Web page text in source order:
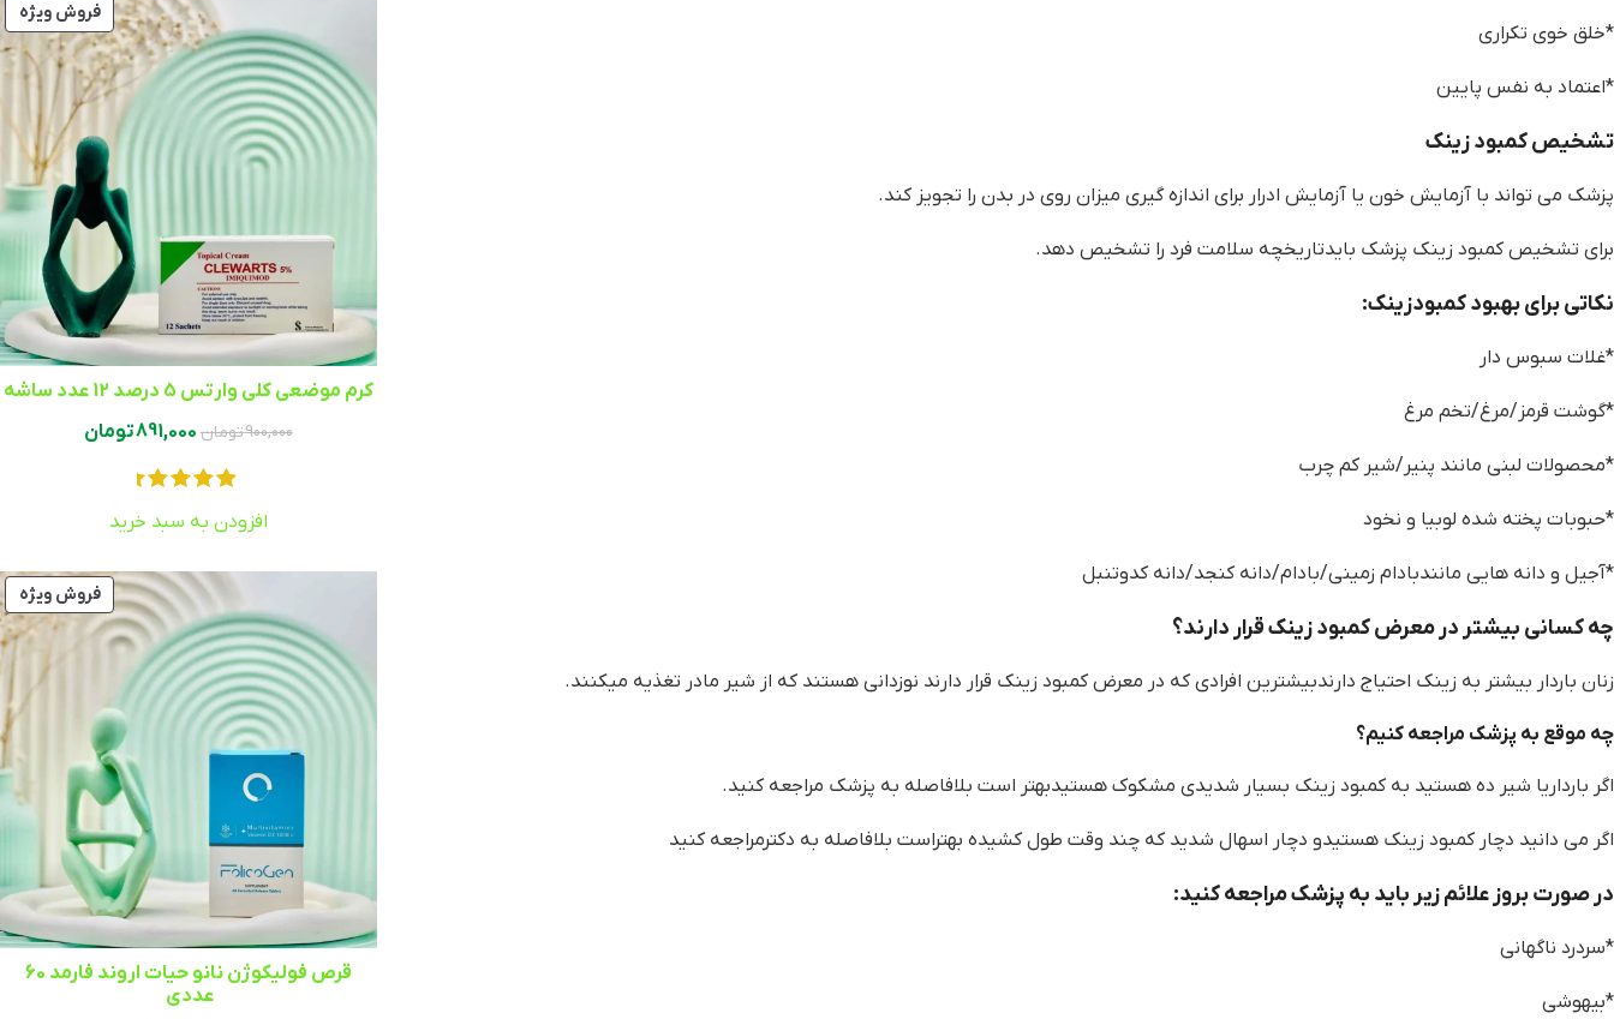
*خلق خوی تکراری
*اعتماد به نفس پایین
تشخیص کمبود زینک
پزشک می تواند با آزمایش خون یا آزمایش ادرار برای اندازه گیری میزان روی در بدن را تجویز کند.
برای تشخیص کمبود زینک پزشک بایدتاریخچه سلامت فرد را تشخیص دهد.
نکاتی برای بهبود کمبودزینک:
*غلات سبوس دار
*گوشت قرمز/مرغ/تخم مرغ
*محصولات لبنی مانند پنیر/شیر کم چرب
*حبوبات پخته شده لوبیا و نخود
*آجیل و دانه هایی مانندبادام زمینی/بادام/دانه کنجد/دانه کدوتنبل
چه کسانی بیشتر در معرض کمبود زینک قرار دارند؟
زنان باردار بیشتر به زینک احتیاج دارندبیشترین افرادی که در معرض کمبود زینک قرار دارند نوزدانی هستند که از شیر مادر تغذیه میکنند.
چه موقع به پزشک مراجعه کنیم؟
اگر بارداریا شیر ده هستید به کمبود زینک بسیار شدیدی مشکوک هستیدبهتر است بلافاصله به پزشک مراجعه کنید.
اگر می دانید دچار کمبود زینک هستیدو دچار اسهال شدید که چند وقت طول کشیده بهتراست بلافاصله به دکترمراجعه کنید
در صورت بروز علائم زیر باید به پزشک مراجعه کنید:
*سردرد ناگهانی
*بیهوشی
فروش ویژه
کرم موضعی کلی وارتس 5 درصد 12 عدد ساشه
900,000تومان 891,000تومان
افزودن به سبد خرید
فروش ویژه
قرص فولیکوژن نانو حیات اروند فارمد 60
عددی ‏